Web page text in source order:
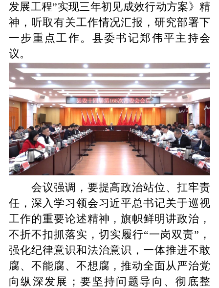
发展工程”实现三年初见成效行动方案》精
神，听取有关工作情况汇报，研究部署下
一步重点工作。县委书记郑伟平主持会
议。
会议强调，要提高政治站位、扛牢责
任，深入学习领会习近平总书记关于巡视
工作的重要论述精神，旗帜鲜明讲政治，
不折不扣抓落实，切实履行“一岗双责”，
强化纪律意识和法治意识，一体推进不敢
腐、不能腐、不想腐，推动全面从严治党
向纵深发展；要坚持问题导向、彻底整